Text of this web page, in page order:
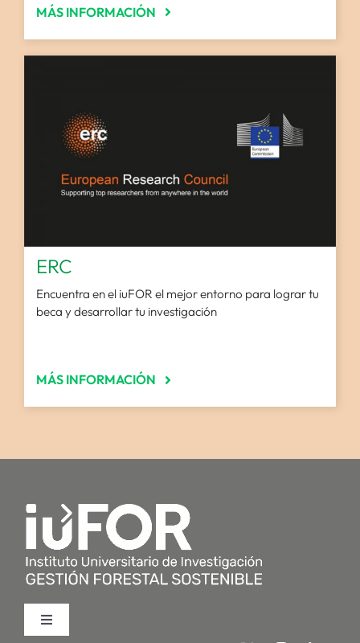
MÁS INFORMACIÓN
ERC
Encuentra en el iuFOR el mejor entorno para lograr tu
beca y desarrollar tu investigación
MÁS INFORMACIÓN